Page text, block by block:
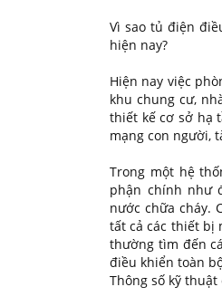
Vì sao tủ điện
hiện nay?
Hiện nay việc
khu chung cư,
thiết kế cơ sở hạ
mạng con người,
Trong một hệ
phận chính như
nước chữa cháy.
tất cả các thiết bị
thường tìm đến
điều khiển toàn
Thông số kỹ